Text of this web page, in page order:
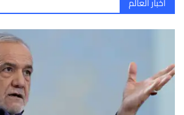
تقارير
دقيقة
إلى
التحليل
استهداف سفينة بضائع بمقذوف قرب مضيق هرمز وإجلاء طاقمها مع فقدان بحار
أخبار العالم